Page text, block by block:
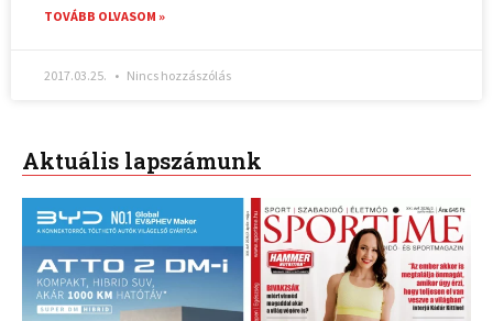
TOVÁBB OLVASOM »
2017.03.25. Nincs hozzászólás
Aktuális lapszámunk